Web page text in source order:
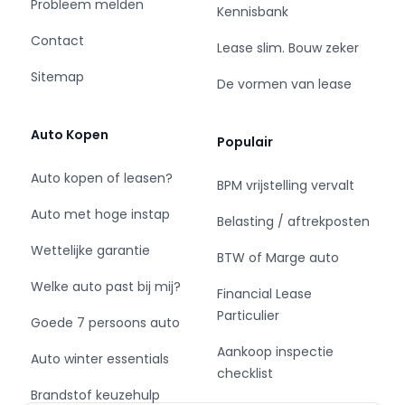
Is jouw interesse gewekt? Heb je vragen over
neem dan vrijblijvend contact op. Wij
informeren je graag persoonlijk bij een bezoek
aan onze vestiging in Kerkrade. Tijdens
bezichtigen en/of proefrijden.
Een proefrit is altijd mogelijk, ook zonder
= Bedrijfsinformatie =
***Bedrijfsvakantie***
Van 2 augustus tot en met 23 augustus zijn wij
gesloten vanwege onze bedrijfsvakantie. Vanaf
24 augustus zijn we weer bereikbaar volgens de
gebruikelijke openingstijden. Je kunt vanaf 24
Probleem melden
Contact
Sitemap
Auto Kopen
Auto kopen of leasen?
Auto met hoge instap
Wettelijke garantie
Welke auto past bij mij?
Goede 7 persoons auto
Auto winter essentials
Brandstof keuzehulp
Kennisbank
Lease slim. Bouw zeker
De vormen van lease
Populair
BPM vrijstelling vervalt
Belasting / aftrekposten
BTW of Marge auto
Financial Lease
Particulier
Aankoop inspectie
checklist